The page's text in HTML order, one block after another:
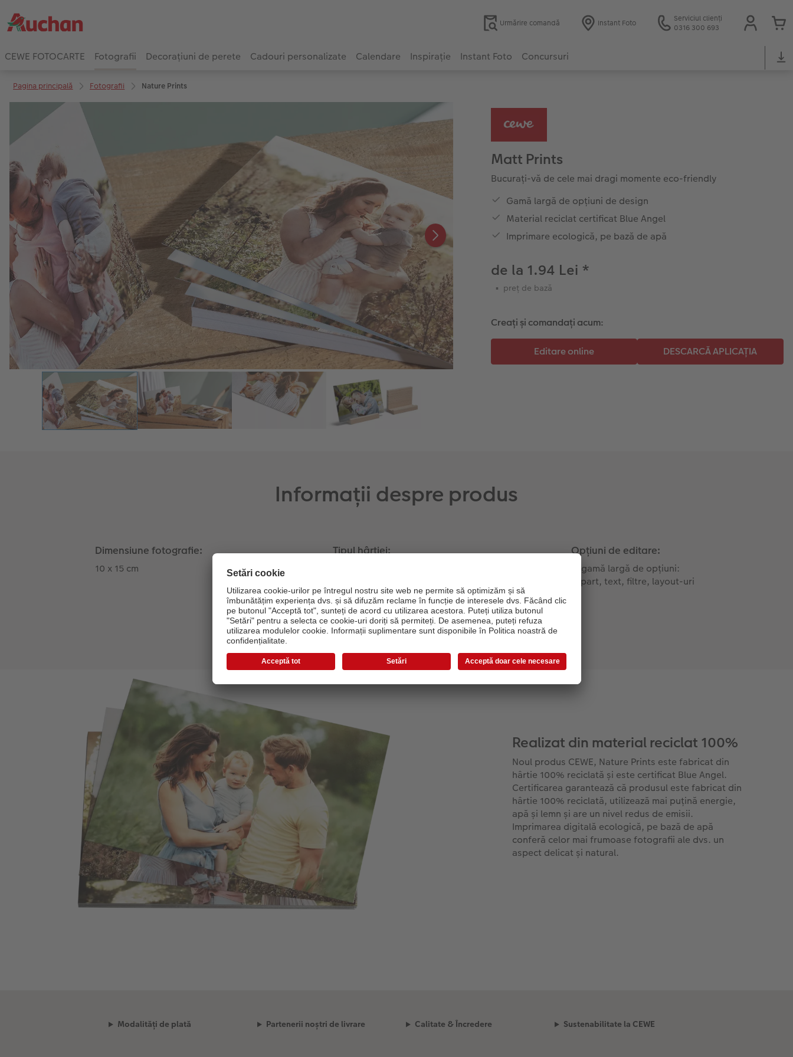
Urmărire comandă Instant Foto
Serviciul clienți
0316 300 693
CEWE FOTOCARTE Fotografii Decorațiuni de perete Cadouri personalizate Calendare Inspirație Instant Foto Concursuri
Pagina principală Fotografii Nature Prints
Matt Prints
Bucurați-vă de cele mai dragi momente eco-friendly
Gamă largă de opțiuni de design
Material reciclat certificat Blue Angel
Imprimare ecologică, pe bază de apă
de la 1.94 Lei *
preț de bază
Creați și comandați acum:
Informații despre produs
Dimensiune fotografie:
10 x 15 cm
Tipul hârtiei:
Efect mat
Imprimare digitală pe bază de
apă
Opțiuni de editare:
O gamă largă de opțiuni:
clipart, text, filtre, layout-uri
Realizat din material reciclat 100%
Noul produs CEWE, Nature Prints este fabricat din
hârtie 100% reciclată și este certificat Blue Angel.
Certificarea garantează că produsul este fabricat din
hârtie 100% reciclată, utilizează mai puțină energie,
apă și lemn și are un nivel redus de emisii.
Imprimarea digitală ecologică, pe bază de apă
conferă celor mai frumoase fotografii ale dvs. un
aspect delicat și natural.
Modalități de plată Partenerii noștri de livrare Calitate & Încredere Sustenabilitate la CEWE